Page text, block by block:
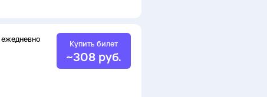
ежедневно Купить билет
~308 руб.